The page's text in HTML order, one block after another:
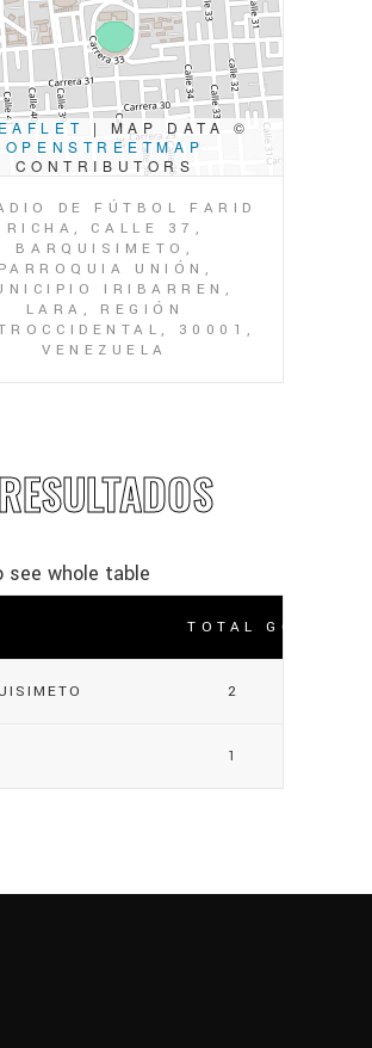
|
MAP DATA ©
OPENSTREETMAP
CONTRIBUTORS
DE FÚTBOL FARID
RICHA, CALLE 37,
BARQUISIMETO,
PARROQUIA UNIÓN,
IRIBARREN,
LARA, REGIÓN
30001,
VENEZUELA
RESULTADOS
TOTAL GOLES
2
1